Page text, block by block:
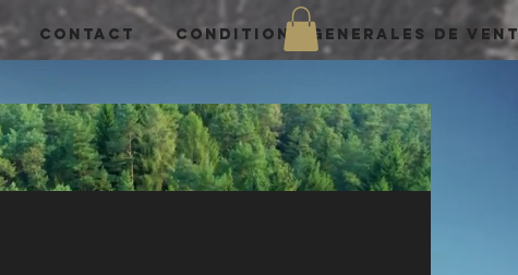
CONTACT CONDITIONS GENERALES DE